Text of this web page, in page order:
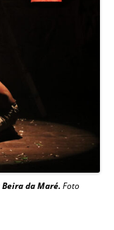
da Maré. Foto